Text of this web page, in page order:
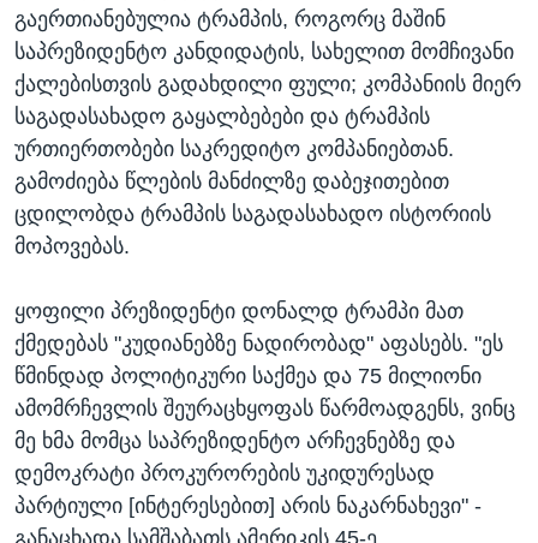
გაერთიანებულია ტრამპის, როგორც მაშინ
საპრეზიდენტო კანდიდატის, სახელით მომჩივანი
ქალებისთვის გადახდილი ფული; კომპანიის მიერ
საგადასახადო გაყალბებები და ტრამპის
ურთიერთობები საკრედიტო კომპანიებთან.
გამოძიება წლების მანძილზე დაბეჯითებით
ცდილობდა ტრამპის საგადასახადო ისტორიის
მოპოვებას.
ყოფილი პრეზიდენტი დონალდ ტრამპი მათ
ქმედებას "კუდიანებზე ნადირობად" აფასებს. "ეს
წმინდად პოლიტიკური საქმეა და 75 მილიონი
ამომრჩევლის შეურაცხყოფას წარმოადგენს, ვინც
მე ხმა მომცა საპრეზიდენტო არჩევნებზე და
დემოკრატი პროკურორების უკიდურესად
პარტიული [ინტერესებით] არის ნაკარნახევი" -
განაცხადა სამშაბათს ამერიკის 45-ე